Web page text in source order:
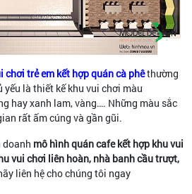
chơi trẻ em kết hợp quán cà phêthường
yếu là thiết kế khu vui chơi màu
hay xanh lam, vàng…. Những màu sắc
rất ấm cúng và gần gũi.
doanh mô hìnhquán cafe kết hợp khu vui
vui chơi liên hoàn, nhà banh cầu trượt,
liên hệ cho chúng tôi ngay